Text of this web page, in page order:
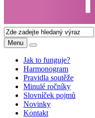
Menu
Jak to funguje?
Harmonogram
Pravidla soutěže
Minulé ročníky
Slovníček pojmů
Novinky
Kontakt